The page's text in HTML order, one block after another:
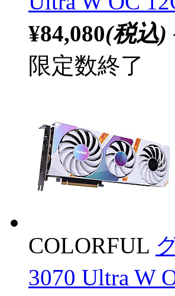
¥84,080(税込)
限定数終了
COLORFUL
3070 Ultra W